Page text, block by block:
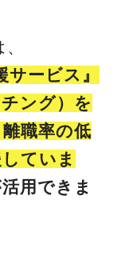
サービス』
ング）を
職率の低
ていま
用できま